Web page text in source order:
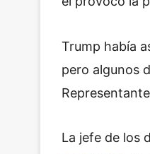
Trump había
pero algunos
La jefe de los